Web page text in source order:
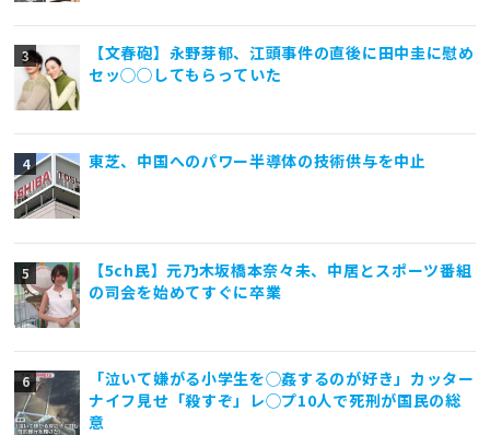
【文春砲】永野芽郁、江頭事件の直後に田中圭に慰め
セッ◯◯してもらっていた
東芝、中国へのパワー半導体の技術供与を中止
【5ch民】元乃木坂橋本奈々未、中居とスポーツ番組
の司会を始めてすぐに卒業
「泣いて嫌がる小学生を◯姦するのが好き」カッター
ナイフ見せ「殺すぞ」レ◯プ10人で死刑が国民の総
意